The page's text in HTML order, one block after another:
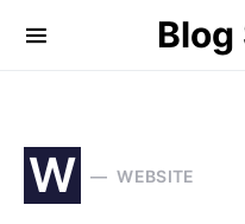
Blog
W WEBSITE